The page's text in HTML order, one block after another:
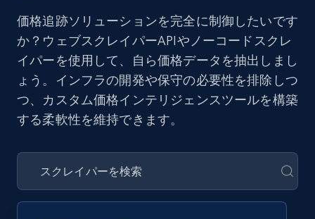
価格追跡ソリューションを完全に制御したいです
か？ウェブスクレイパーAPIやノーコードスクレ
イパーを使用して、自ら価格データを抽出しまし
ょう。インフラの開発や保守の必要性を排除しつ
つ、カスタム価格インテリジェンスツールを構築
する柔軟性を維持できます。